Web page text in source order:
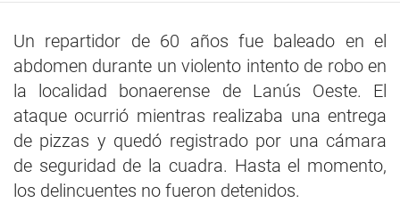
Un repartidor de 60 años fue baleado en el
abdomen durante un violento intento de robo en
la localidad bonaerense de Lanús Oeste. El
ataque ocurrió mientras realizaba una entrega
de pizzas y quedó registrado por una cámara
de seguridad de la cuadra. Hasta el momento,
los delincuentes no fueron detenidos.